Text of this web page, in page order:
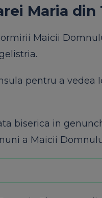
Maria din
Maicii
pentru a vedea
biserica in
a Maicii